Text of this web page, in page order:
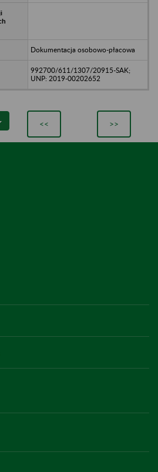
Dokumentacja osobowo-płacowa
992700/611/1307/20915-SAK;
UNP: 2019-00202652
<< >>